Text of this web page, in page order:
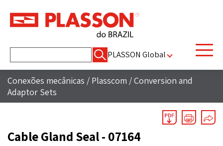
por:
PLASSON Global
Conexões mecânicas / Plasscom /Conversion and
Adaptor Sets
Cable Gland Seal - 07164